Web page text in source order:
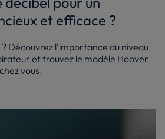
et efficace ?
Découvrez l'importance du niveau
et trouvez le modèle Hoover
vous.